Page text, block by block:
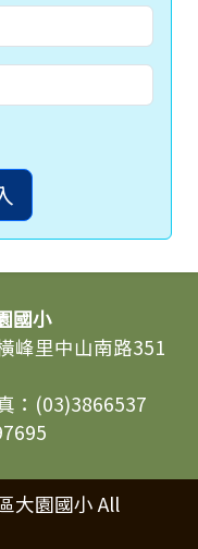
國小
峰里中山南路351
：(03)3866537
大園國小 All